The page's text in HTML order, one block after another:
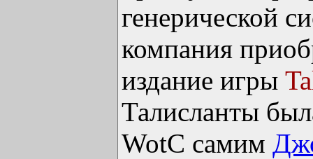
генерической
компания
издание игры
Талисланты
WotC самим